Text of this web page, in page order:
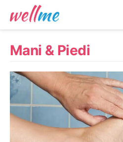
Mani & Piedi